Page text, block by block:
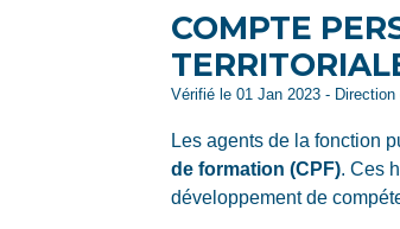
COMPTE
Vérifié le 01 Jan 2023 -
Les agents de la fonction
de formation (CPF). Ces
développement de